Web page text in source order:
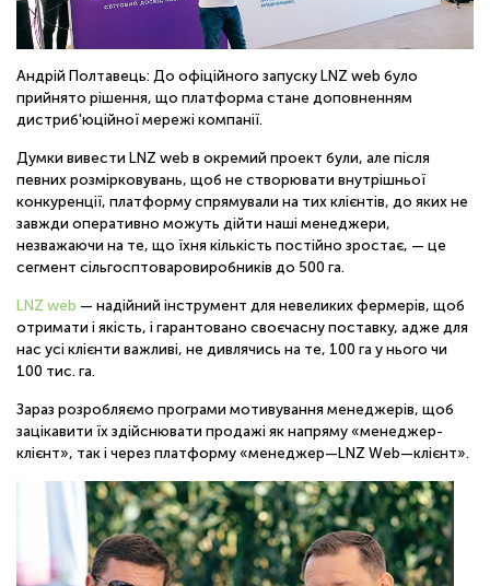
Андрій Полтавець: До офіційного запуску LNZ web було
прийнято рішення, що платформа стане доповненням
дистриб'юційної мережі компанії.
Думки вивести LNZ web в окремий проект були, але після
певних розмірковувань, щоб не створювати внутрішньої
конкуренції, платформу спрямували на тих клієнтів, до яких не
завжди оперативно можуть дійти наші менеджери,
незважаючи на те, що їхня кількість постійно зростає, — це
сегмент сільгосптоваровиробників до 500 га.
LNZ web — надійний інструмент для невеликих фермерів, щоб
отримати і якість, і гарантовано своєчасну поставку, адже для
нас усі клієнти важливі, не дивлячись на те, 100 га у нього чи
100 тис. га.
Зараз розробляємо програми мотивування менеджерів, щоб
зацікавити їх здійснювати продажі як напряму «менеджер-
клієнт», так і через платформу «менеджер—LNZ Web—клієнт».